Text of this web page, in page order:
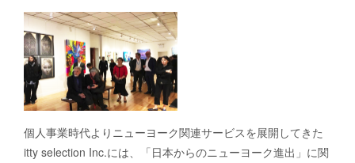
個人事業時代よりニューヨーク関連サービスを展開してきた
itty selection Inc.には、「日本からのニューヨーク進出」に関